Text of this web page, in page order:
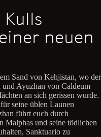
neuen
Sand von Kehjistan, wo der
Ayuzhan von Caldeum
an sich gerissen wurde.
seine üblen Launen
führt euch durch
Malphas und seine tödlichen
Sanktuario zu